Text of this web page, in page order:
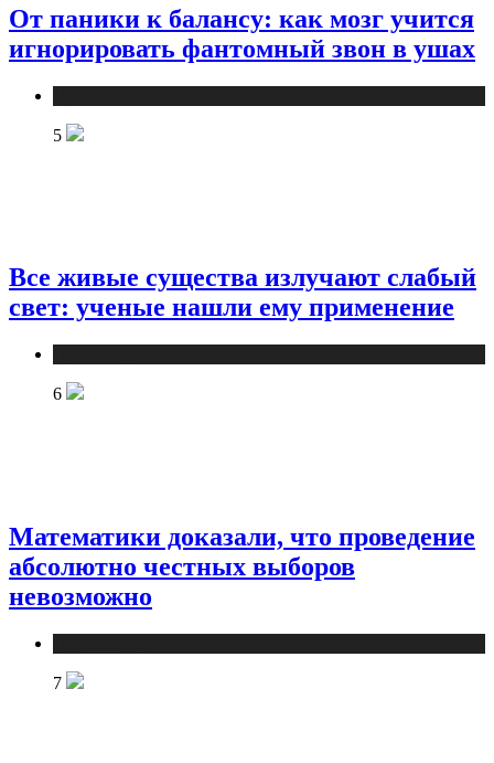
От паники к балансу: как мозг учится
игнорировать фантомный звон в ушах
5
Все живые существа излучают слабый
свет: ученые нашли ему применение
6
Математики доказали, что проведение
абсолютно честных выборов
невозможно
7